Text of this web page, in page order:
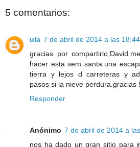
5 comentarios:
ula 7 de abril de 2014 a las 18:44
gracias por
hacer esta sem santa.una
tierra y lejos d carreteras y
pasos si la nieve perdura.gracias
Responder
Anónimo 7 de abril de 2014 a
nos ha dado un gran sitio para